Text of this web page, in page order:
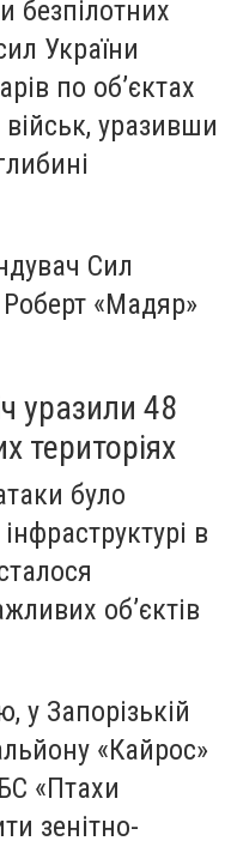
безпілотних
України
по об’єктах
уразивши
Сил
«Мадяр»
уразили 48
територіях
було
в
об’єктів
у Запорізькій
«Кайрос»
«Птахи
зенітно-